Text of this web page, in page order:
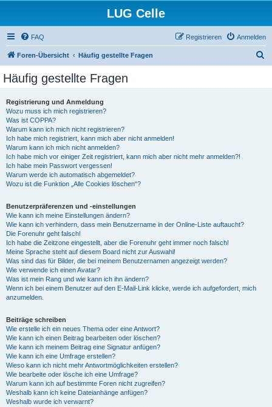
LUG Celle
FAQ Anmelden
Registrieren
Foren-Übersicht Häufig gestellte Fragen
Häufig gestellte Fragen
Registrierung und Anmeldung
Wozu muss ich mich registrieren?
Was ist COPPA?
Warum kann ich mich nicht registrieren?
Ich habe mich registriert, kann mich aber nicht anmelden!
Warum kann ich mich nicht anmelden?
Ich habe mich vor einiger Zeit registriert, kann mich aber nicht mehr anmelden?!
Ich habe mein Passwort vergessen!
Warum werde ich automatisch abgemeldet?
Wozu ist die Funktion „Alle Cookies löschen“?
Benutzerpräferenzen und -einstellungen
Wie kann ich meine Einstellungen ändern?
Wie kann ich verhindern, dass mein Benutzername in der Online-Liste auftaucht?
Die Forenuhr geht falsch!
Ich habe die Zeitzone eingestellt, aber die Forenuhr geht immer noch falsch!
Meine Sprache steht auf diesem Board nicht zur Auswahl!
Was sind das für Bilder, die bei meinem Benutzernamen angezeigt werden?
Wie verwende ich einen Avatar?
Was ist mein Rang und wie kann ich ihn ändern?
Wenn ich bei einem Benutzer auf den E-Mail-Link klicke, werde ich aufgefordert, mich
anzumelden.
Beiträge schreiben
Wie erstelle ich ein neues Thema oder eine Antwort?
Wie kann ich einen Beitrag bearbeiten oder löschen?
Wie kann ich meinem Beitrag eine Signatur anfügen?
Wie kann ich eine Umfrage erstellen?
Wieso kann ich nicht mehr Antwortmöglichkeiten erstellen?
Wie bearbeite oder lösche ich eine Umfrage?
Warum kann ich auf bestimmte Foren nicht zugreifen?
Weshalb kann ich keine Dateianhänge anfügen?
Weshalb wurde ich verwarnt?